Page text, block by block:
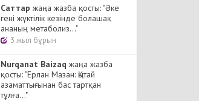
Cаттар жаңа жазба қосты: "Әке
гені жүктілік кезінде болашақ
ананың метаболиз..."
3 жыл бұрын
Nurqanat Baizaq жаңа жазба
қосты: "Ерлан Мазан: Қытай
азаматтығынан бас тартқан
тұлға..."